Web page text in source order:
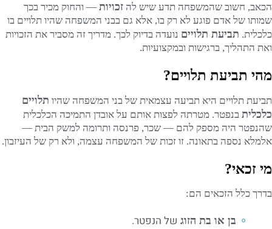
הכאב, חשוב שהמשפחה תדע שיש לה זכויות — והחוק מכיר בכך
שמותו של אדם פוגע לא רק בו, אלא גם בבני המשפחה שהיו תלויים בו
כלכלית. תביעת תלויים נועדה בדיוק לכך. מדריך זה מסביר את הזכויות
ואת התהליך, ברגישות ובמקצועיות.
מהי תביעת תלויים?
תביעת תלויים היא תביעה עצמאית של בני המשפחה שהיו תלויים
כלכלית בנפטר. מטרתה לפצות אותם על אובדן התמיכה הכלכלית
שהנפטר היה מספק להם — שכר, פרנסה ותרומה למשק הבית —
אלמלא נספה בתאונה. זו זכות של המשפחה עצמה, ולא רק של העיזבון.
מי זכאי?
בדרך כלל הזכאים הם:
בן או בת הזוג של הנפטר.